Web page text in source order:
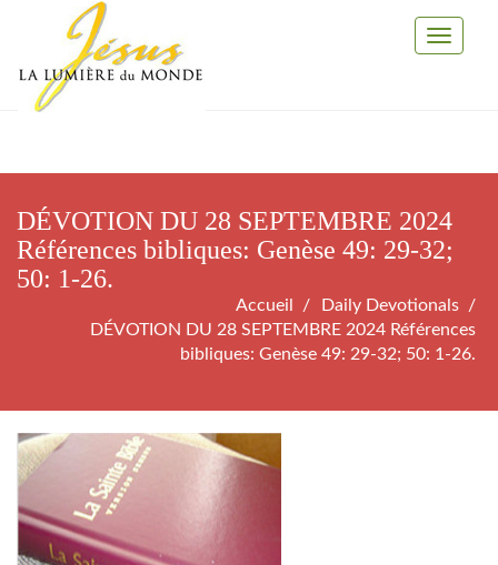
Toggle
DÉVOTION DU 28 SEPTEMBRE 2024
Références bibliques: Genèse 49: 29-32;
50: 1-26.
Accueil
Daily Devotionals
DÉVOTION DU 28 SEPTEMBRE 2024 Références
bibliques: Genèse 49: 29-32; 50: 1-26.